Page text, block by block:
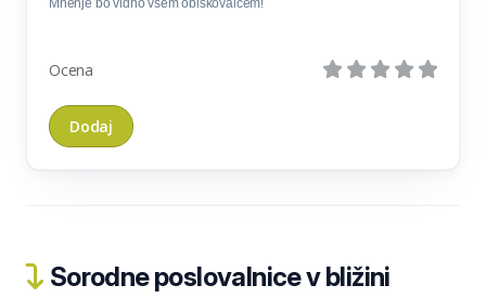
Ocena
Sorodne poslovalnice v bližini